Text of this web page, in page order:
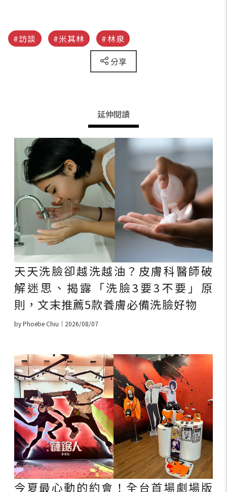
#訪談 #米其林
#林泉
分享
延伸閱讀
天天洗臉卻越洗越油？皮膚科醫師破
解迷思、揭露「洗臉3要3不要」原
則，文末推薦5款養膚必備洗臉好物
by Phoebe Chiu｜2026/08/07
今夏最心動的約會！全台首場劇場版